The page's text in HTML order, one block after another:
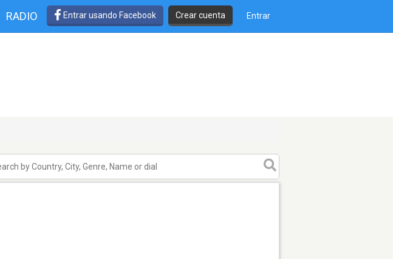
RADIO Entrar usando Facebook Crear cuenta Entrar